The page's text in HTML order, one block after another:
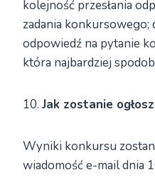
kolejność przesłania
zadania konkursowego;
odpowiedź na pytanie
która najbardziej
10. Jak zostanie
Wyniki konkursu
wiadomość e-mail dnia